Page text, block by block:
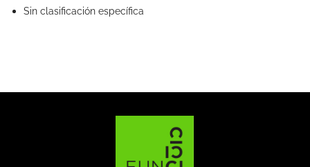
Sin clasificación específica